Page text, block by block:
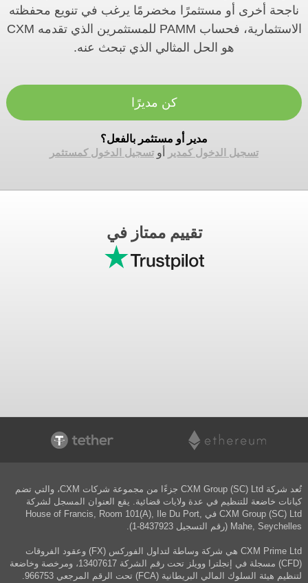
ناجحة أخرى أو مستثمرًا مخضرمًا يرغب في تنويع محفظته
الاستثمارية، فحساب PAMM للمستثمرين الذي تقدمه CXM
هو الحل المثالي الذي تبحث عنه.
كن مديرًا
مدير أو مستثمر بالفعل؟
تسجيل الدخول كمدير
أو تسجيل الدخول كمستثمر
تقييم ممتاز في
تُعد شركة CXM Group (SC) Ltd جزءًا من مجموعة شركات CXM، والتي تضم
كيانات خاضعة للتنظيم في عدة ولايات قضائية. يقع العنوان المسجل لشركة
CXM Group (SC) Ltd في House of Francis, Room 101(A), Ile Du Port,
Mahe, Seychelles (رقم التسجيل 8437923-1).
CXM Prime Ltd هي شركة وساطة لتداول الفوركس (FX) وعقود الفروقات
(CFD) مسجلة في إنجلترا وويلز تحت رقم الشركة 13407617، ومرخصة وخاضعة
لتنظيم هيئة السلوك المالي البريطانية (FCA) تحت الرقم المرجعي 966753.